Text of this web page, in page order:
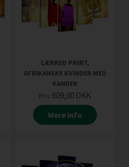
LÆRRED PRINT,
AFRIKANSKE KVINDER MED
KANDER
Pris 809,00 DKK
Mere info